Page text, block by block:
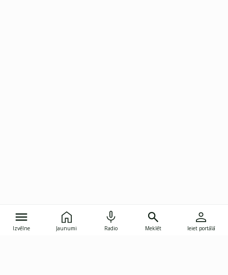
Izvēlne Jaunumi Radio Meklēt Ieiet portālā